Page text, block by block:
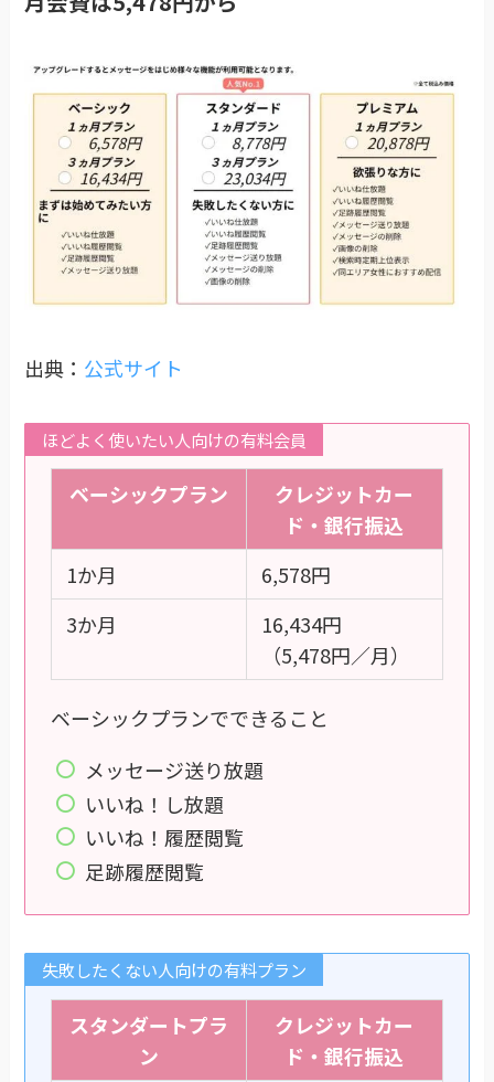
出典： 公式サイト
ほどよく使いたい人向けの有料会員
ベーシックプラン
クレジットカー
ド・銀行振込
1か月
6,578円
3か月
16,434円
（5,478円／月）
ベーシックプランでできること
メッセージ送り放題
いいね！し放題
いいね！履歴閲覧
足跡履歴閲覧
失敗したくない人向けの有料プラン
スタンダートプラ
ン
クレジットカー
ド・銀行振込